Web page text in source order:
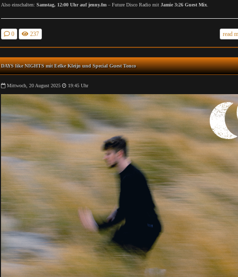
Also einschalten: Samstag, 12:00 Uhr auf jenny.fm– Future Disco Radio mit Jamie 3:26 Guest Mix.
0 237 read
DAYS like NIGHTS mit Eelke Kleijn und Special Guest Tonco
Mittwoch, 20 August 2025 19:45 Uhr